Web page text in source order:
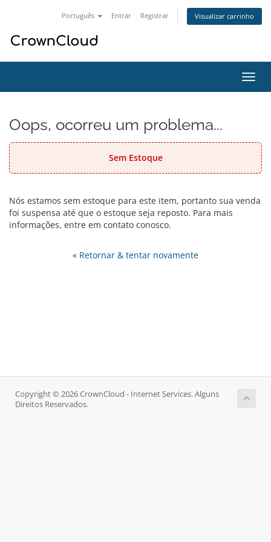
Português Entrar Registrar Visualizar carrinho
Oops, ocorreu um problema...
Sem Estoque
Nós estamos sem estoque para este item, portanto sua venda
foi suspensa até que o estoque seja reposto. Para mais
informações, entre em contato conosco.
« Retornar & tentar novamente
Copyright © 2026 CrownCloud - Internet Services. Alguns
Direitos Reservados.